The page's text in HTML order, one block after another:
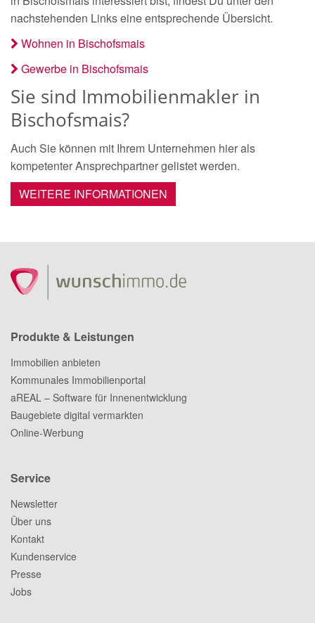
nachstehenden Links eine entsprechende Übersicht.
Wohnen in Bischofsmais
Gewerbe in Bischofsmais
Sie sind Immobilienmakler in
Bischofsmais?
Auch Sie können mit Ihrem Unternehmen hier als
kompetenter Ansprechpartner gelistet werden.
WEITERE INFORMATIONEN
Produkte & Leistungen
Immobilien anbieten
Kommunales Immobilienportal
aREAL – Software für Innenentwicklung
Baugebiete digital vermarkten
Online-Werbung
Service
Newsletter
Über uns
Kontakt
Kundenservice
Presse
Jobs